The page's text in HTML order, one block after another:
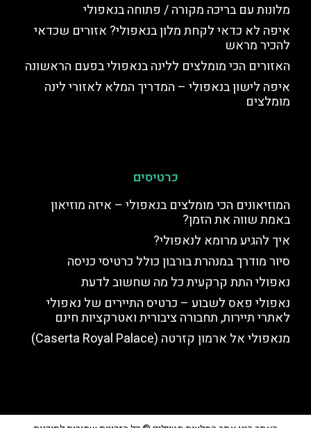
מלונות עם בריכה מקורה / פתוחה בנאפולי
איפה לא כדאי לקחת מלון בנאפולי? אזורים שכדאי
להכיר מראש
האזורים הכי מומלצים ללינה בנאפולי בפעם הראשונה
איפה לישון בנאפולי – המדריך המלא לאזורי לינה
מומלצים
כרטיסים
המוזיאונים הכי מומלצים בנאפולי – איזה מוזיאון
באמת שווה את הזמן?
איך להגיע מרומא לנאפולי?
סיור מודרך במנהרת בורבון כולל כרטיסי כניסה
נאפולי התת קרקעית כל מה שחשוב לדעת
נאפולי פאס לשבוע – כרטיס התיירים של נאפולי
לאתרי תיירות, תחבורה ציבורית ואטרקציות חינם
מנאפולי אל ארמון קזרטה (Caserta Royal Palace)